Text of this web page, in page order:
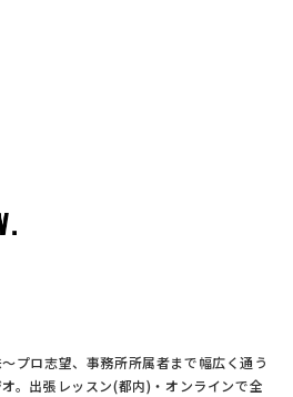
プロ志望、事務所所属者まで幅広く通う
。出張レッスン(都内)・オンラインで全